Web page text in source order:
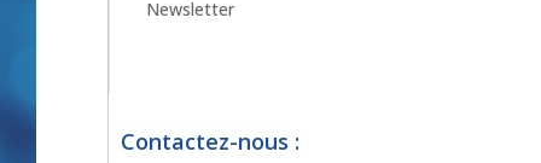
Newsletter
Contactez-nous :